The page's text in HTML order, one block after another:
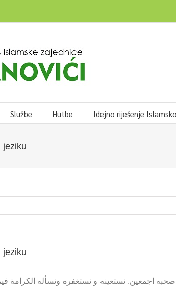
Službe Hutbe Idejno riješenje
jeziku
jeziku
اجمعين. نستعينه و نستغفره ونسأله الكرامة